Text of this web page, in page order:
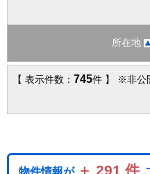
所在地
【 表示件数： 745件 】 ※非公
＋ 291 件